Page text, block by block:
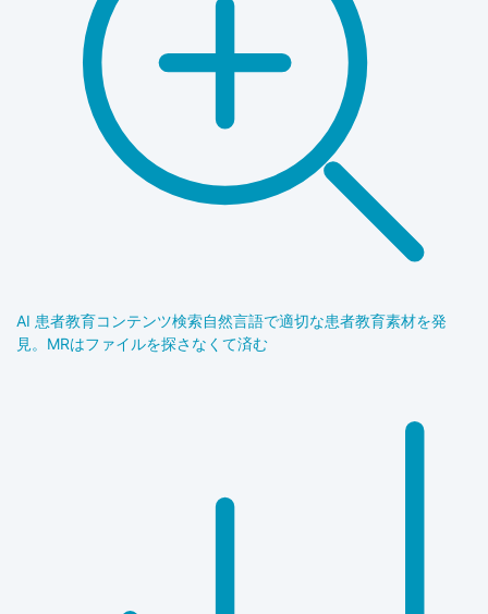
AI 患者教育コンテンツ検索自然言語で適切な患者教育素材を発
見。MRはファイルを探さなくて済む